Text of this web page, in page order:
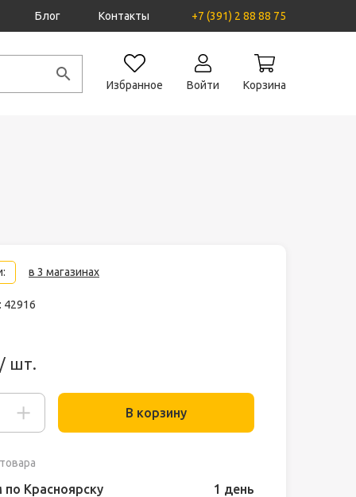
Блог Контакты +7 (391) 2 88 88 75
Избранное Войти Корзина
в 3 магазинах
42916
шт.
В корзину
Красноярску
1 день